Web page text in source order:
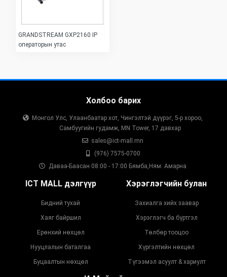
GRANDSTREAM GXP2160 IP
операторын утас
Холбоо барих
Монгол Улс, Улаанбаатар хот, Чингэлтэй дүүрэг, 5-р хороо,
Самбуугийн гудамж, MN Tower, 17 давхар
sales@ict-mall.mn
(976) 7575-0700
Даваа-Баасан 08:00 - 17:00 Бямба,Ням: Амарна
ICT MALL дэлгүүр
Бидний тухай
Хаяг байршил
Ерөнхий нөхцөл
Нууцлалын баталгаа
Буцаалтын нөхцөл
Хэрэглэгчийн булан
Захиалга хийх заавар
Хэрэглэгч ба бүртгэл
Төлбөр тооцоо
Хүргэлтийн нөхцөл
Түгээмэл асуулт & хариулт